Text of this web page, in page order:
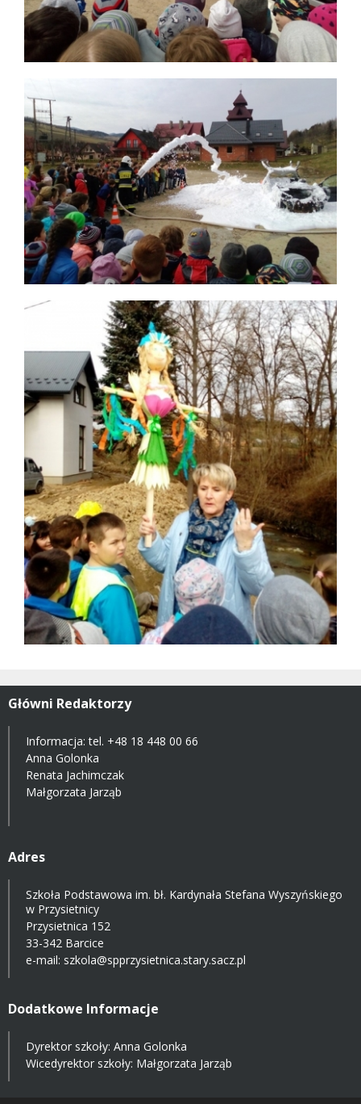
Główni Redaktorzy
Informacja: tel. +48 18 448 00 66
Anna Golonka
Renata Jachimczak
Małgorzata Jarząb
Adres
Szkoła Podstawowa im. bł. Kardynała Stefana Wyszyńskiego
w Przysietnicy
Przysietnica 152
33-342 Barcice
e-mail: szkola@spprzysietnica.stary.sacz.pl
Dodatkowe Informacje
Dyrektor szkoły: Anna Golonka
Wicedyrektor szkoły: Małgorzata Jarząb